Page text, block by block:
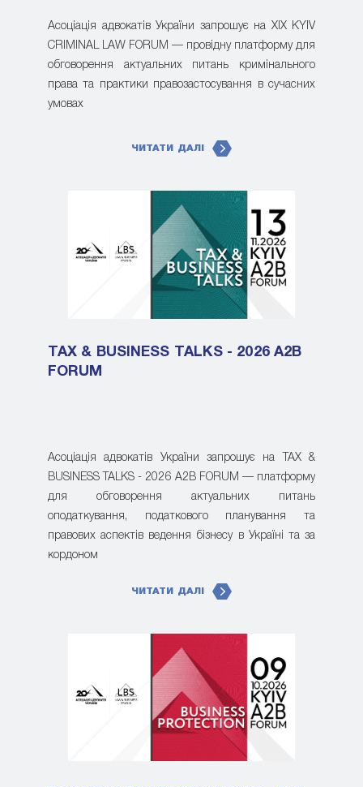
Асоціація адвокатів України запрошує на XIX KYIV
CRIMINAL LAW FORUM — провідну платформу для
обговорення актуальних питань кримінального
права та практики правозастосування в сучасних
умовах
ЧИТАТИ ДАЛІ
TAX & BUSINESS TALKS - 2026 A2B
FORUM
Асоціація адвокатів України запрошує на TAX &
BUSINESS TALKS - 2026 A2B FORUM — платформу
для обговорення актуальних питань
оподаткування, податкового планування та
правових аспектів ведення бізнесу в Україні та за
кордоном
ЧИТАТИ ДАЛІ